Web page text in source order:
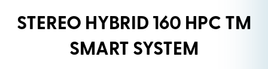
STEREO HYBRID 160 HPC TM
SMART SYSTEM